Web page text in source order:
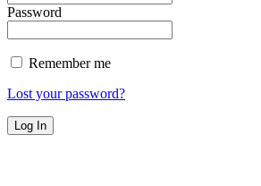
Password
Remember me
Lost your password?